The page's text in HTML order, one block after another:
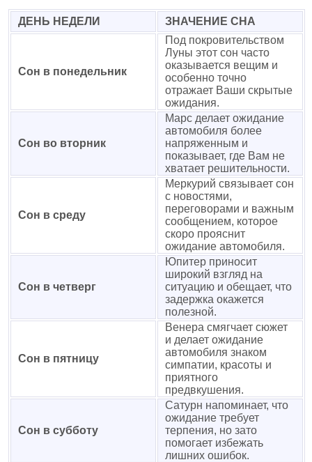
ДЕНЬ НЕДЕЛИ ЗНАЧЕНИЕ СНА
Сон в понедельник
Под покровительством
Луны этот сон часто
оказывается вещим и
особенно точно
отражает Ваши скрытые
ожидания.
Сон во вторник
Марс делает ожидание
автомобиля более
напряженным и
показывает, где Вам не
хватает решительности.
Сон в среду
Меркурий связывает сон
с новостями,
переговорами и важным
сообщением, которое
скоро прояснит
ожидание автомобиля.
Сон в четверг
Юпитер приносит
широкий взгляд на
ситуацию и обещает, что
задержка окажется
полезной.
Сон в пятницу
Венера смягчает сюжет
и делает ожидание
автомобиля знаком
симпатии, красоты и
приятного
предвкушения.
Сон в субботу
Сатурн напоминает, что
ожидание требует
терпения, но зато
помогает избежать
лишних ошибок.